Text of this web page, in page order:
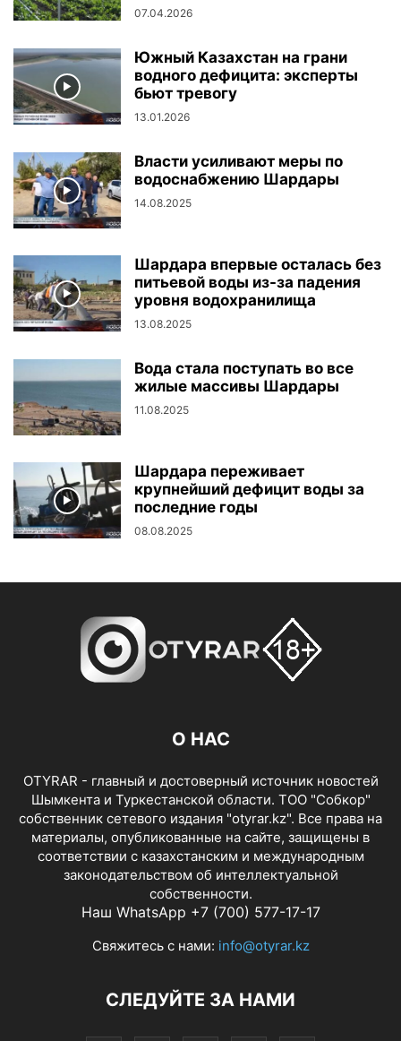
07.04.2026
Южный Казахстан на грани
водного дефицита: эксперты
бьют тревогу
13.01.2026
Власти усиливают меры по
водоснабжению Шардары
14.08.2025
Шардара впервые осталась без
питьевой воды из-за падения
уровня водохранилища
13.08.2025
Вода стала поступать во все
жилые массивы Шардары
11.08.2025
Шардара переживает
крупнейший дефицит воды за
последние годы
08.08.2025
О НАС
OTYRAR - главный и достоверный источник новостей
Шымкента и Туркестанской области. ТОО "Собкор"
собственник сетевого издания "otyrar.kz". Все права на
материалы, опубликованные на сайте, защищены в
соответствии с казахстанским и международным
законодательством об интеллектуальной
собственности.
Наш WhatsApp +7 (700) 577-17-17
Свяжитесь с нами: info@otyrar.kz
СЛЕДУЙТЕ ЗА НАМИ